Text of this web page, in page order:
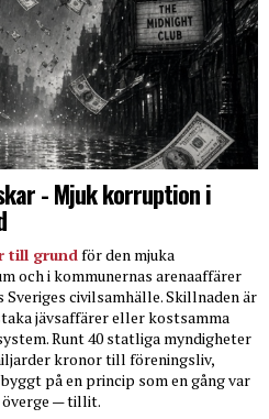
- Mjuk korruption i
till grundför den mjuka
och i kommunernas arenaaffärer
civilsamhälle. Skillnaden är
jävsaffärer eller kostsamma
Runt 40 statliga myndigheter
kronor till föreningsliv,
på en princip som en gång var
överge — tillit.